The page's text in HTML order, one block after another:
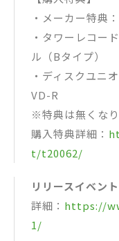
・メーカー特典
・タワーレコー
ル（Bタイプ）
・ディスクユニ
VD-R
※特典は無くなり
購入特典詳細：
t/t20062/
リリースイベント
詳細： https://
1/